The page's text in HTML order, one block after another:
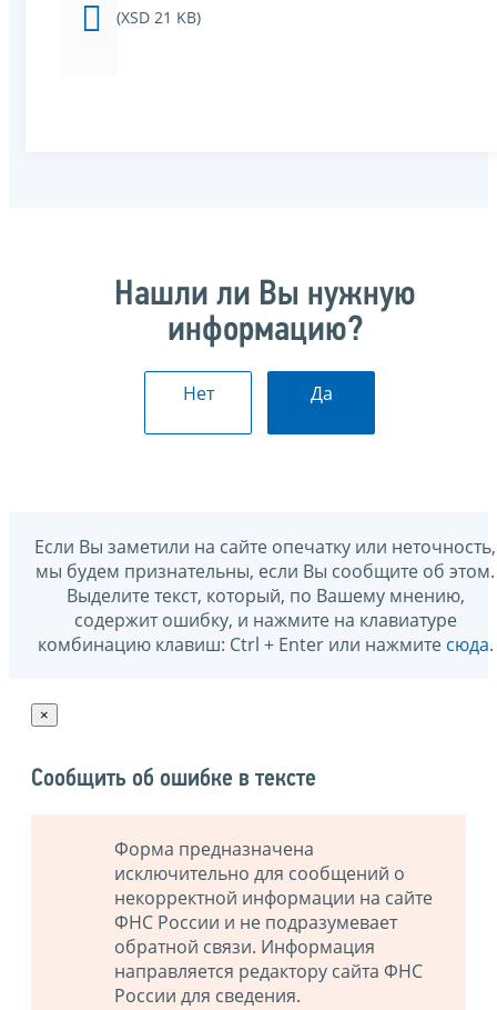
(XSD 21 KB)
Нашли ли Вы нужную
информацию?
Нет Да
Если Вы заметили на сайте опечатку или неточность,
мы будем признательны, если Вы сообщите об этом.
Выделите текст, который, по Вашему мнению,
содержит ошибку, и нажмите на клавиатуре
комбинацию клавиш: Ctrl + Enter или нажмите сюда.
×
Сообщить об ошибке в тексте
Форма предназначена
исключительно для сообщений о
некорректной информации на сайте
ФНС России и не подразумевает
обратной связи. Информация
направляется редактору сайта ФНС
России для сведения.